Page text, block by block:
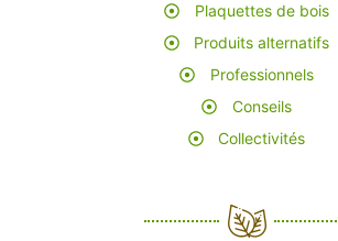
Plaquettes de bois
Produits alternatifs
Professionnels
Conseils
Collectivités